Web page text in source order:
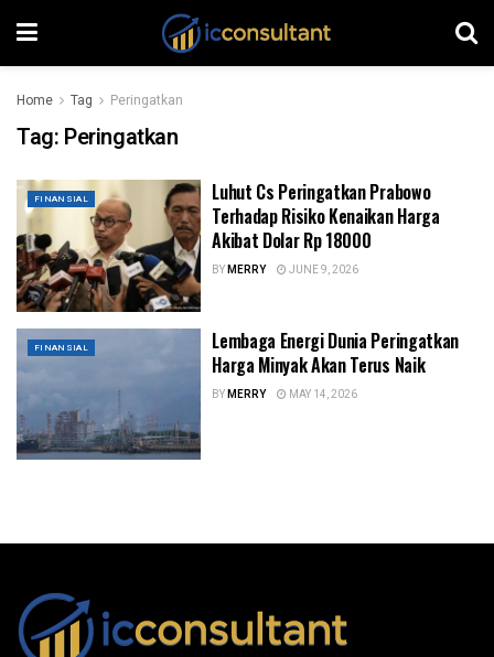
Home Tag Peringatkan
Tag: Peringatkan
FINANSIAL
Luhut Cs Peringatkan Prabowo
Terhadap Risiko Kenaikan Harga
Akibat Dolar Rp 18000
BYMERRY JUNE 9, 2026
FINANSIAL
Lembaga Energi Dunia Peringatkan
Harga Minyak Akan Terus Naik
BYMERRY MAY 14, 2026